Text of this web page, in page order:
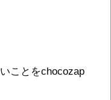
ことをchocozap